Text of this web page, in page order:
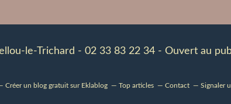
le-Trichard - 02 33 83 22 34 - Ouvert au
Créer un blog gratuit sur Eklablog Top articles Contact Signaler